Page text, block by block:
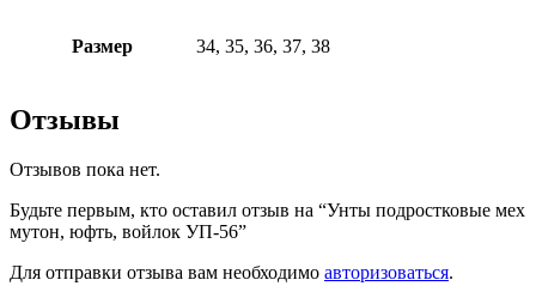
Размер 34, 35, 36, 37, 38
Отзывы
Отзывов пока нет.
Будьте первым, кто оставил отзыв на “Унты подростковые мех
мутон, юфть, войлок УП-56”
Для отправки отзыва вам необходимо авторизоваться.